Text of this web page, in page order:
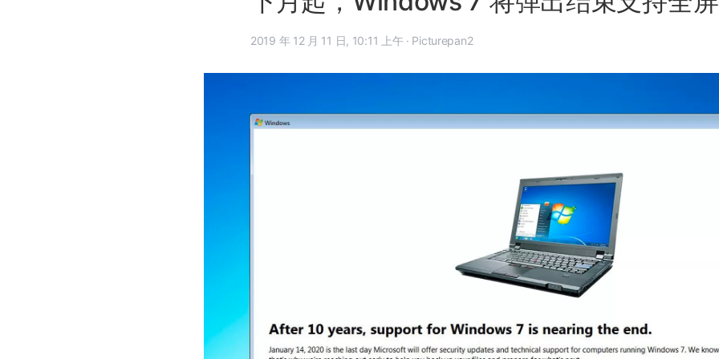
2019 年 12 月 11 日, 10:11 上午 · Picturepan2